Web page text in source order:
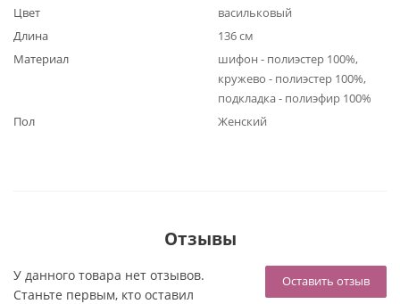
Цвет
васильковый
Длина
136 см
Материал
шифон - полиэстер 100%,
кружево - полиэстер 100%,
подкладка - полиэфир 100%
Пол
Женский
Отзывы
Оставить отзыв
У данного товара нет отзывов.
Станьте первым, кто оставил